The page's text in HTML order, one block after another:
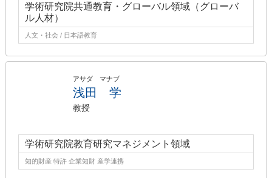
学術研究院共通教育・グローバル領域（グローバ
ル人材）
人文・社会 / 日本語教育
アサダ マナブ
浅田 学
教授
学術研究院教育研究マネジメント領域
知的財産 特許 企業知財 産学連携